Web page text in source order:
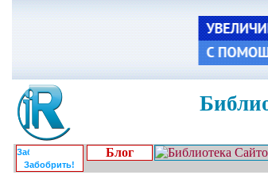
Забобрить!
Блог